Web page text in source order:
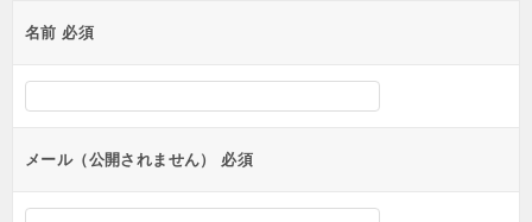
ー
シ
ョ
ン
名前 必須
メール（公開されません） 必須